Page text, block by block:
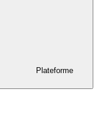
Plateforme